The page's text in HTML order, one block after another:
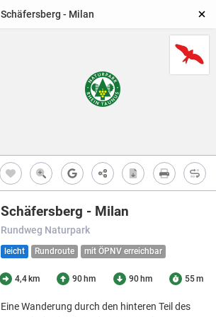
Schäfersberg - Milan
Schäfersberg - Milan
Rundweg Naturpark
leicht Rundroute mit ÖPNV erreichbar
4,4 km 90 hm 90 hm 55 m
Eine Wanderung durch den hinteren Teil des